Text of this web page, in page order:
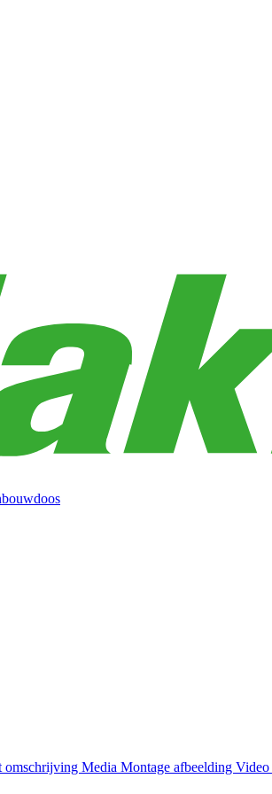
omschrijving Media Montage afbeelding Video